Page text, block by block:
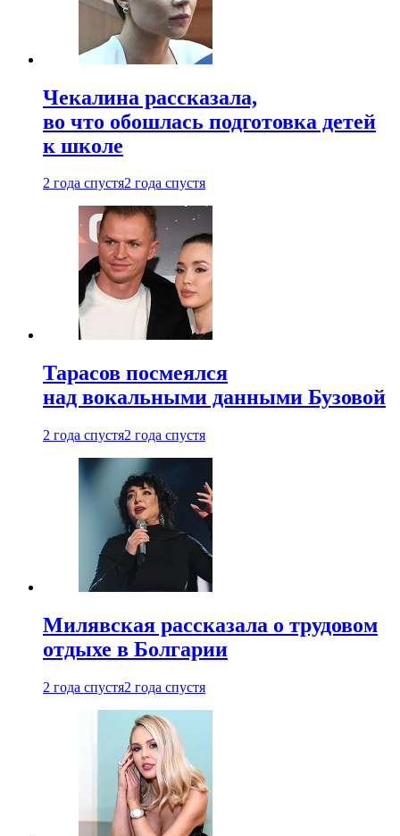
Чекалина рассказала,
во что обошлась подготовка детей
к школе
2 года спустя2 года спустя
Тарасов посмеялся
над вокальными данными Бузовой
2 года спустя2 года спустя
Милявская рассказала о трудовом
отдыхе в Болгарии
2 года спустя2 года спустя